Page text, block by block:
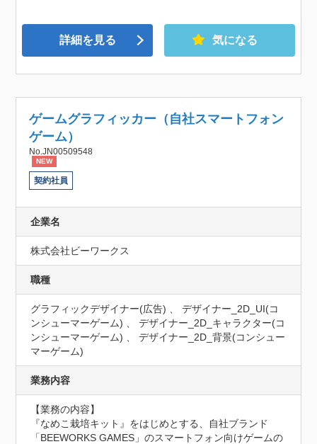
詳細を見る 気になる
ゲームグラフィッカー（自社スマートフォン
ゲーム）
No.JN00509548
NEW
契約社員
企業名
株式会社ビーワークス
職種
グラフィックデザイナー(広告) 、 デザイナー_2D_UI(コ
ンシューマーゲーム) 、 デザイナー_2D_キャラクター(コ
ンシューマーゲーム) 、 デザイナー_2D_背景(コンシュー
マーゲーム)
業務内容
【業務の内容】
『なめこ栽培キット』をはじめとする、自社ブランド
「BEEWORKS GAMES」のスマートフォン向けゲームの